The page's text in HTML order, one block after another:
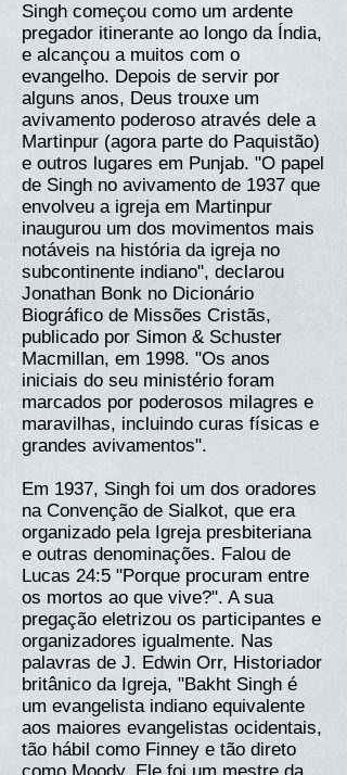
Singh começou como um ardente
pregador itinerante ao longo da Índia,
e alcançou a muitos com o
evangelho. Depois de servir por
alguns anos, Deus trouxe um
avivamento poderoso através dele a
Martinpur (agora parte do Paquistão)
e outros lugares em Punjab. "O papel
de Singh no avivamento de 1937 que
envolveu a igreja em Martinpur
inaugurou um dos movimentos mais
notáveis na história da igreja no
subcontinente indiano", declarou
Jonathan Bonk no Dicionário
Biográfico de Missões Cristãs,
publicado por Simon & Schuster
Macmillan, em 1998. "Os anos
iniciais do seu ministério foram
marcados por poderosos milagres e
maravilhas, incluindo curas físicas e
grandes avivamentos".
Em 1937, Singh foi um dos oradores
na Convenção de Sialkot, que era
organizado pela Igreja presbiteriana
e outras denominações. Falou de
Lucas 24:5 "Porque procuram entre
os mortos ao que vive?". A sua
pregação eletrizou os participantes e
organizadores igualmente. Nas
palavras de J. Edwin Orr, Historiador
britânico da Igreja, "Bakht Singh é
um evangelista indiano equivalente
aos maiores evangelistas ocidentais,
tão hábil como Finney e tão direto